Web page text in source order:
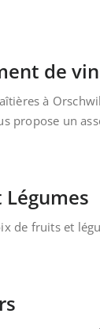
de
à
propose un
de fruits et